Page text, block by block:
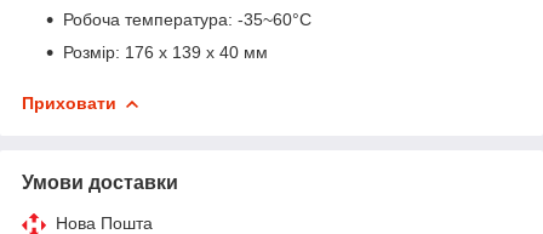
Робоча температура: -35~60°C
Розмір: 176 х 139 х 40 мм
Приховати
Умови доставки
Нова Пошта